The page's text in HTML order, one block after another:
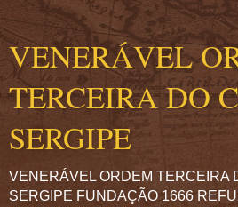
VENERÁVEL
TERCEIRA DO
SERGIPE
VENERÁVEL ORDEM TERCEIRA
SERGIPE FUNDAÇÃO 1666